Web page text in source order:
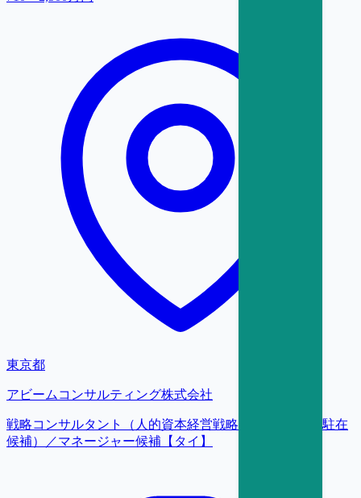
東京都
アビームコンサルティング株式会社
戦略コンサルタント（人的資本経営戦略ユニット_タイ駐在
候補）／マネージャー候補【タイ】